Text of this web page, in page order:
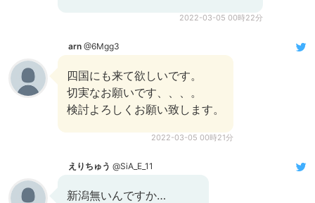
2022-03-05 00時22分
arn @6Mgg3
四国にも来て欲しいです。
切実なお願いです、、、。
検討よろしくお願い致します。
2022-03-05 00時21分
えりちゅう @SiA_E_11
新潟無いんですか…